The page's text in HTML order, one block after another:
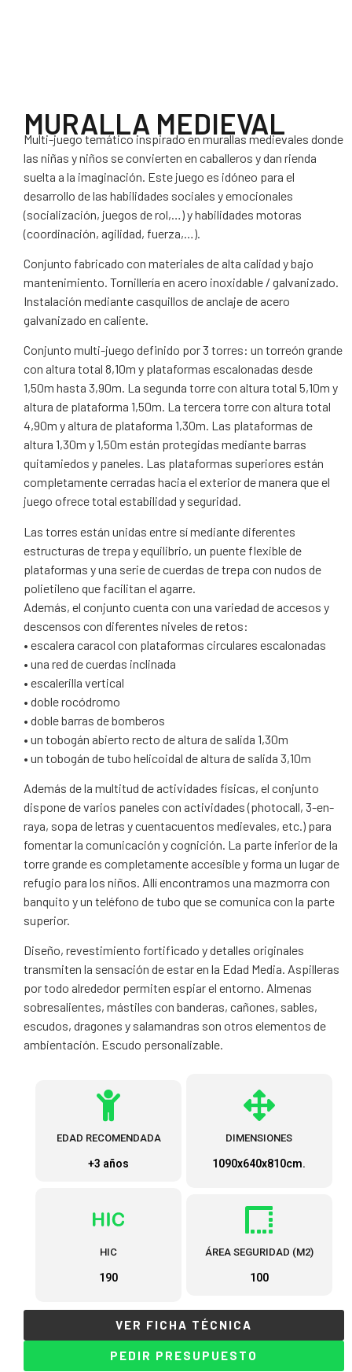
MURALLA MEDIEVAL
Multi-juego temático inspirado en murallas medievales donde
las niñas y niños se convierten en caballeros y dan rienda
suelta a la imaginación. Este juego es idóneo para el
desarrollo de las habilidades sociales y emocionales
(socialización, juegos de rol,…) y habilidades motoras
(coordinación, agilidad, fuerza,…).
Conjunto fabricado con materiales de alta calidad y bajo
mantenimiento. Tornillería en acero inoxidable / galvanizado.
Instalación mediante casquillos de anclaje de acero
galvanizado en caliente.
Conjunto multi-juego definido por 3 torres: un torreón grande
con altura total 8,10m y plataformas escalonadas desde
1,50m hasta 3,90m. La segunda torre con altura total 5,10m y
altura de plataforma 1,50m. La tercera torre con altura total
4,90m y altura de plataforma 1,30m. Las plataformas de
altura 1,30m y 1,50m están protegidas mediante barras
quitamiedos y paneles. Las plataformas superiores están
completamente cerradas hacia el exterior de manera que el
juego ofrece total estabilidad y seguridad.
Las torres están unidas entre sí mediante diferentes
estructuras de trepa y equilibrio, un puente flexible de
plataformas y una serie de cuerdas de trepa con nudos de
polietileno que facilitan el agarre.
Además, el conjunto cuenta con una variedad de accesos y
descensos con diferentes niveles de retos:
• escalera caracol con plataformas circulares escalonadas
• una red de cuerdas inclinada
• escalerilla vertical
• doble rocódromo
• doble barras de bomberos
• un tobogán abierto recto de altura de salida 1,30m
• un tobogán de tubo helicoidal de altura de salida 3,10m
Además de la multitud de actividades físicas, el conjunto
dispone de varios paneles con actividades (photocall, 3-en-
raya, sopa de letras y cuentacuentos medievales, etc.) para
fomentar la comunicación y cognición. La parte inferior de la
torre grande es completamente accesible y forma un lugar de
refugio para los niños. Allí encontramos una mazmorra con
banquito y un teléfono de tubo que se comunica con la parte
superior.
Diseño, revestimiento fortificado y detalles originales
transmiten la sensación de estar en la Edad Media. Aspilleras
por todo alrededor permiten espiar el entorno. Almenas
sobresalientes, mástiles con banderas, cañones, sables,
escudos, dragones y salamandras son otros elementos de
ambientación. Escudo personalizable.
EDAD RECOMENDADA
+3 años
DIMENSIONES
1090x640x810cm.
HIC
190
ÁREA SEGURIDAD (M2)
100
VER FICHA TÉCNICA
PEDIR PRESUPUESTO